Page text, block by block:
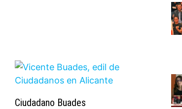
Ciudadano Buades